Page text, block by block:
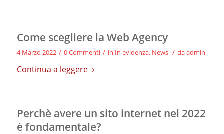
Come scegliere la Web Agency
4 Marzo 2022 / 0 Commenti / in In evidenza, News / daadmin
Continua a leggere
Perchè avere un sito internet nel 2022
è fondamentale?